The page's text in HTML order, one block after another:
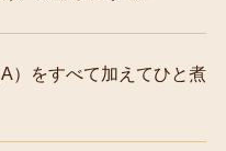
）をすべて加えてひと煮